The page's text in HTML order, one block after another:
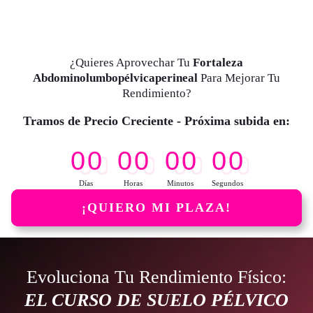
¿Quieres Aprovechar Tu Fortaleza
Abdominolumbopélvicaperineal Para Mejorar Tu
Rendimiento?
Tramos de Precio Creciente - Próxima subida en:
00
Días
00
Horas
00
Minutos
00
Segundos
¡QUIERO MI PLAZA!
Evoluciona Tu Rendimiento Físico:
EL CURSO DE SUELO PÉLVICO